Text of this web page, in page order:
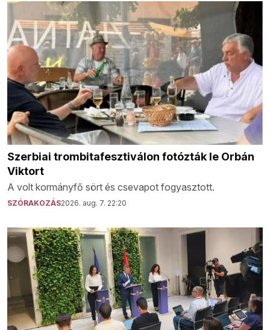
Szerbiai trombitafesztiválon fotózták le Orbán
Viktort
A volt kormányfő sört és csevapot fogyasztott.
SZÓRAKOZÁS2026. aug. 7. 22:20